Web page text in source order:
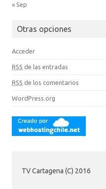
« Sep
Otras opciones
Acceder
RSS de las entradas
RSS de los comentarios
WordPress.org
TV Cartagena (C) 2016